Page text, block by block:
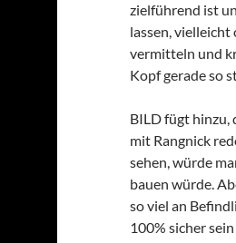
zielführend ist
lassen,
vermitteln und
Kopf gerade so
BILD fügt hinzu,
mit Rangnick
sehen, würde
bauen würde.
so viel an
100% sicher